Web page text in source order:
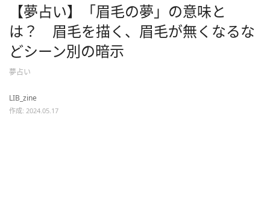
【夢占い】「眉毛の夢」の意味と
は？ 眉毛を描く、眉毛が無くなるな
どシーン別の暗示
夢占い
LIB_zine
作成: 2024.05.17